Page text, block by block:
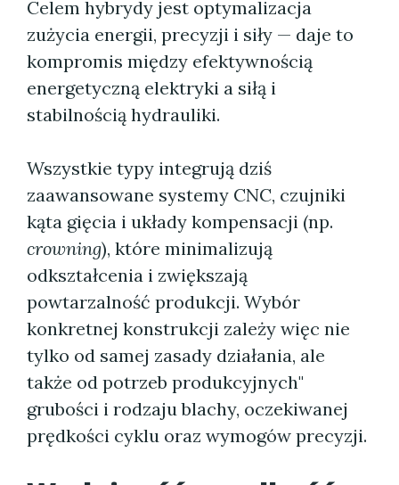
Celem hybrydy jest optymalizacja
zużycia energii, precyzji i siły — daje to
kompromis między efektywnością
energetyczną elektryki a siłą i
stabilnością hydrauliki.
Wszystkie typy integrują dziś
zaawansowane systemy CNC, czujniki
kąta gięcia i układy kompensacji (np.
crowning), które minimalizują
odkształcenia i zwiększają
powtarzalność produkcji. Wybór
konkretnej konstrukcji zależy więc nie
tylko od samej zasady działania, ale
także od potrzeb produkcyjnych"
grubości i rodzaju blachy, oczekiwanej
prędkości cyklu oraz wymogów precyzji.